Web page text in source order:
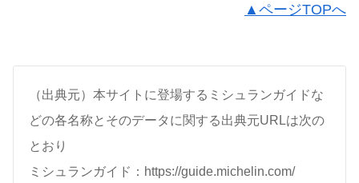
▲ページTOPへ
（出典元）本サイトに登場するミシュランガイドな
どの各名称とそのデータに関する出典元URLは次の
とおり
ミシュランガイド：https://guide.michelin.com/